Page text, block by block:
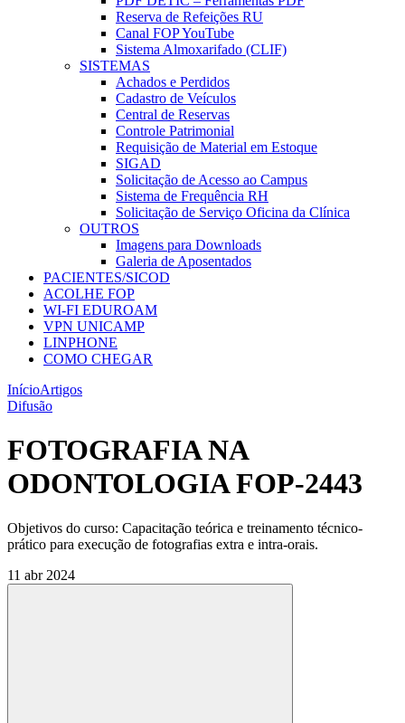
Reserva de Refeições RU
Canal FOP YouTube
Sistema Almoxarifado (CLIF)
SISTEMAS
Achados e Perdidos
Cadastro de Veículos
Central de Reservas
Controle Patrimonial
Requisição de Material em Estoque
SIGAD
Solicitação de Acesso ao Campus
Sistema de Frequência RH
Solicitação de Serviço Oficina da Clínica
OUTROS
Imagens para Downloads
Galeria de Aposentados
PACIENTES/SICOD
ACOLHE FOP
WI-FI EDUROAM
VPN UNICAMP
LINPHONE
COMO CHEGAR
InícioArtigos
Difusão
FOTOGRAFIA NA
ODONTOLOGIA FOP-2443
Objetivos do curso: Capacitação teórica e treinamento técnico-
prático para execução de fotografias extra e intra-orais.
11 abr 2024